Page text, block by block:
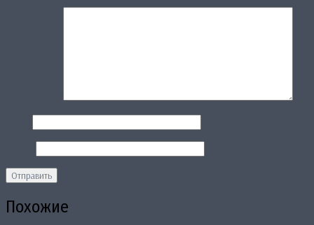
Похожие